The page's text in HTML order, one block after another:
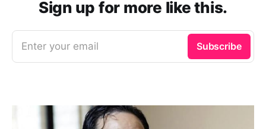
Sign up for more like this.
Enter your email Subscribe